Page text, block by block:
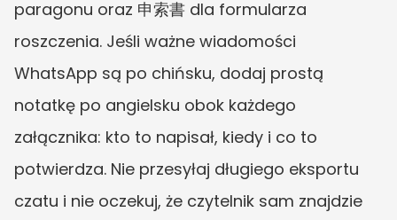
paragonu oraz 申索書 dla formularza
roszczenia. Jeśli ważne wiadomości
WhatsApp są po chińsku, dodaj prostą
notatkę po angielsku obok każdego
załącznika: kto to napisał, kiedy i co to
potwierdza. Nie przesyłaj długiego eksportu
czatu i nie oczekuj, że czytelnik sam znajdzie